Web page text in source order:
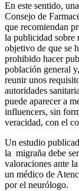
En este sentido, una
Consejo de
que recomiendan
la publicidad sobre
objetivo de que se
prohibido hacer
población general
reunir unos
autoridades
puede aparecer a
influencers, sin
veracidad, con el
Un estudio
la migraña debe
valoraciones ante
un médico de
por el neurólogo.